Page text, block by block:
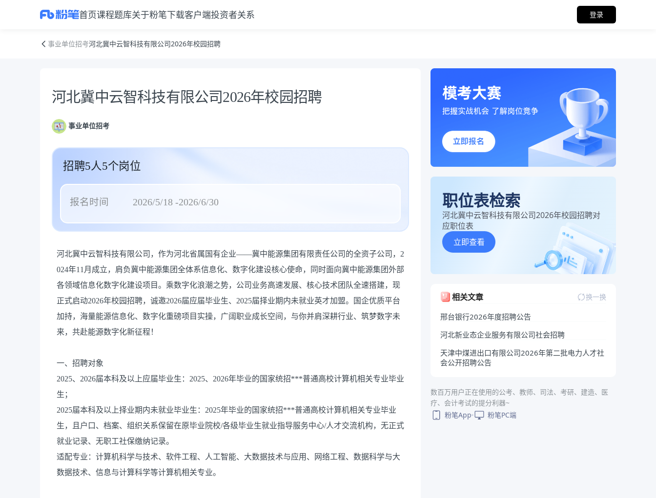
首页课程题库关于粉笔下载客户端投资者关系 登录
事业单位招考河北冀中云智科技有限公司2026年校园招聘
公告正文
河北冀中云智科技有限公司2026年校园招聘
事业单位招考
招聘5人5个岗位
报名时间 2026/5/18 -2026/6/30
河北冀中云智科技有限公司，作为河北省属国有企业——冀中能源集团有限责任公司的全资子公司，2
024年11月成立，肩负冀中能源集团全体系信息化、数字化建设核心使命，同时面向冀中能源集团外部
各领域信息化数字化建设项目。乘数字化浪潮之势，公司业务高速发展、核心技术团队全速搭建，现
正式启动2026年校园招聘，诚邀2026届应届毕业生、2025届择业期内未就业英才加盟。国企优质平台
加持，海量能源信息化、数字化重磅项目实操，广阔职业成长空间，与你并肩深耕行业、筑梦数字未
来，共赴能源数字化新征程！
一、招聘对象
2025、2026届本科及以上应届毕业生：2025、2026年毕业的国家统招***普通高校计算机相关专业毕业
生；
2025届本科及以上择业期内未就业毕业生：2025年毕业的国家统招***普通高校计算机相关专业毕业
生，且户口、档案、组织关系保留在原毕业院校/各级毕业生就业指导服务中心/人才交流机构，无正式
就业记录、无职工社保缴纳记录。
适配专业：计算机科学与技术、软件工程、人工智能、大数据技术与应用、网络工程、数据科学与大
数据技术、信息与计算科学等计算机相关专业。
职位表检索
河北冀中云智科技有限公司2026年校园招聘对
应职位表
立即查看
相关文章 换一换
邢台银行2026年度招聘公告
河北新业态企业服务有限公司社会招聘
天津中煤进出口有限公司2026年第二批电力人才社
会公开招聘公告
数百万用户正在使用的公考、教师、司法、考研、建造、医
疗、会计考试的提分利器~
粉笔App
粉笔PC端